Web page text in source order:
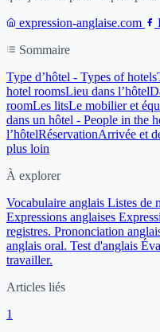
expression-anglaise.com
Sommaire
Type d’hôtel - Types of hotels
hotel roomsLieu dans l’hôtel
roomLes litsLe mobilier et
dans un hôtel - People in the
l’hôtelRéservationArrivée et
plus loin
À explorer
Vocabulaire anglais Listes de
Expressions anglaises
registres. Prononciation
anglais oral. Test d'anglais
travailler.
Articles liés
1